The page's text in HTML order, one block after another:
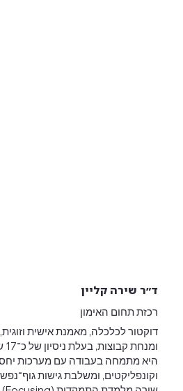
ד״ר שירה קליין
רכזת תחום האימון
דוקטור לכלכלה, מאמנת אישית
היא מתמחה בעבודה עם מערכות
וקונפליקטים, ומשלבת גישות